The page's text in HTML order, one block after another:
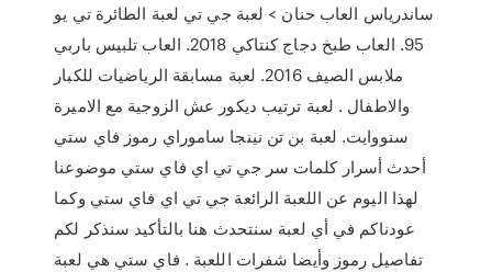
ساندرياس العاب حنان > لعبة جي تي لعبة الطائرة تي يو
95. العاب طبخ دجاج كنتاكي 2018. العاب تلبيس باربي
ملابس الصيف 2016. لعبة مسابقة الرياضيات للكبار
والاطفال . لعبة ترتيب ديكور عش الزوجية مع الاميرة
سنووايت. لعبة بن تن نينجا ساموراي رموز فاي ستي
أحدث أسرار كلمات سر جي تي اي فاي ستي موضوعنا
لهذا اليوم عن اللعبة الرائعة جي تي اي فاي ستي وكما
عودناكم في أي لعبة سنتحدث هنا بالتأكيد سنذكر لكم
تفاصيل رموز وأيضا شفرات اللعبة . فاي ستي هي لعبة